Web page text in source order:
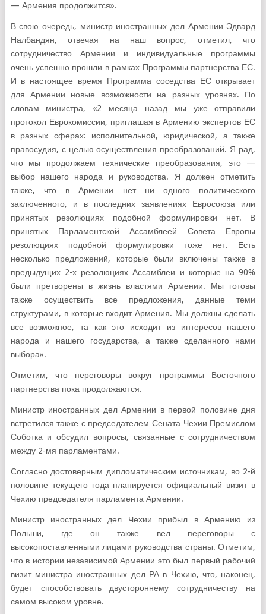
— Армения продолжится».
В свою очередь, министр иностранных дел Армении Эдвард
Налбандян, отвечая на наш вопрос, отметил, что
сотрудничество Армении и индивидуальные программы
очень успешно прошли в рамках Программы партнерства ЕС.
И в настоящее время Программа соседства ЕС открывает
для Армении новые возможности на разных уровнях. По
словам министра, «2 месяца назад мы уже отправили
протокол Еврокомиссии, приглашая в Армению экспертов ЕС
в разных сферах: исполнительной, юридической, а также
правосудия, с целью осуществления преобразований. Я рад,
что мы продолжаем технические преобразования, это —
выбор нашего народа и руководства. Я должен отметить
также, что в Армении нет ни одного политического
заключенного, и в последних заявлениях Евросоюза или
принятых резолюциях подобной формулировки нет. В
принятых Парламентской Ассамблеей Совета Европы
резолюциях подобной формулировки тоже нет. Есть
несколько предложений, которые были включены также в
предыдущих 2-х резолюциях Ассамблеи и которые на 90%
были претворены в жизнь властями Армении. Мы готовы
также осуществить все предложения, данные теми
структурами, в которые входит Армения. Мы должны сделать
все возможное, та как это исходит из интересов нашего
народа и нашего государства, а также сделанного нами
выбора».
Отметим, что переговоры вокруг программы Восточного
партнерства пока продолжаются.
Министр иностранных дел Армении в первой половине дня
встретился также с председателем Сената Чехии Премислом
Соботка и обсудил вопросы, связанные с сотрудничеством
между 2-мя парламентами.
Согласно достоверным дипломатическим источникам, во 2-й
половине текущего года планируется официальный визит в
Чехию председателя парламента Армении.
Министр иностранных дел Чехии прибыл в Армению из
Польши, где он также вел переговоры с
высокопоставленными лицами руководства страны. Отметим,
что в истории независимой Армении это был первый рабочий
визит министра иностранных дел РА в Чехию, что, наконец,
будет способствовать двустороннему сотрудничеству на
самом высоком уровне.